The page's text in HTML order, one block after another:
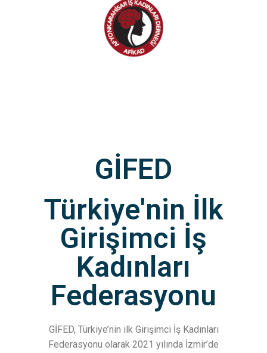
GİFED
Türkiye'nin İlk
Girişimci İş
Kadınları
Federasyonu
GİFED, Türkiye’nin ilk Girişimci İş Kadınları
Federasyonu olarak 2021 yılında İzmir’de